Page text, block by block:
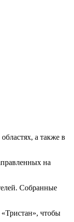
а также в
на
Собранные
чтобы